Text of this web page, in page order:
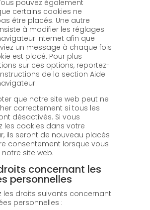
pouvez également
certains cookies ne
être placés. Une autre
à modifier les réglages
Internet afin que
un message à chaque fois
est placé. Pour plus
sur ces options, reportez-
de la section Aide
que notre site web peut ne
correctement si tous les
désactivés. Si vous
les cookies dans votre
ils seront de nouveau placés
consentement lorsque vous
notre site web.
concernant les
personnelles
les droits suivants concernant
personnelles :